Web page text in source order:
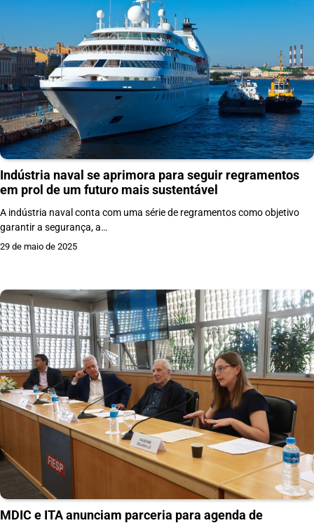
Indústria naval se aprimora para seguir regramentos
em prol de um futuro mais sustentável
A indústria naval conta com uma série de regramentos como objetivo
garantir a segurança, a…
29 de maio de 2025
MDIC e ITA anunciam parceria para agenda de